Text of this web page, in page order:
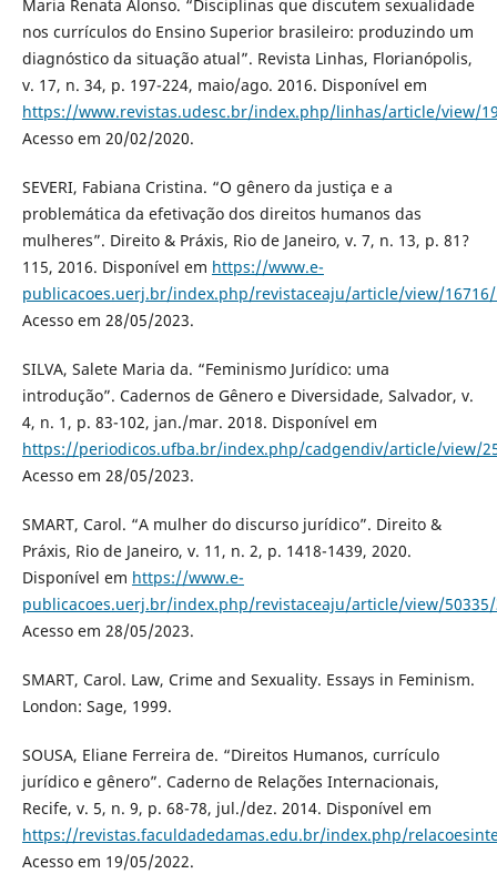
Maria Renata Alonso. “Disciplinas que discutem sexualidade
nos currículos do Ensino Superior brasileiro: produzindo um
diagnóstico da situação atual”. Revista Linhas, Florianópolis,
v. 17, n. 34, p. 197-224, maio/ago. 2016. Disponível em
https://www.revistas.udesc.br/index.php/linhas/article/view/
Acesso em 20/02/2020.
SEVERI, Fabiana Cristina. “O gênero da justiça e a
problemática da efetivação dos direitos humanos das
mulheres”. Direito & Práxis, Rio de Janeiro, v. 7, n. 13, p. 81?
115, 2016. Disponível em https://www.e-
publicacoes.uerj.br/index.php/revistaceaju/article/view/16716/
Acesso em 28/05/2023.
SILVA, Salete Maria da. “Feminismo Jurídico: uma
introdução”. Cadernos de Gênero e Diversidade, Salvador, v.
4, n. 1, p. 83-102, jan./mar. 2018. Disponível em
https://periodicos.ufba.br/index.php/cadgendiv/article/view/
Acesso em 28/05/2023.
SMART, Carol. “A mulher do discurso jurídico”. Direito &
Práxis, Rio de Janeiro, v. 11, n. 2, p. 1418-1439, 2020.
Disponível em https://www.e-
publicacoes.uerj.br/index.php/revistaceaju/article/view/50335/
Acesso em 28/05/2023.
SMART, Carol. Law, Crime and Sexuality. Essays in Feminism.
London: Sage, 1999.
SOUSA, Eliane Ferreira de. “Direitos Humanos, currículo
jurídico e gênero”. Caderno de Relações Internacionais,
Recife, v. 5, n. 9, p. 68-78, jul./dez. 2014. Disponível em
https://revistas.faculdadedamas.edu.br/index.php/
Acesso em 19/05/2022.